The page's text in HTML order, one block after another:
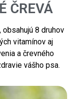
ČREVÁ
8 druhov
vitamínov aj
a črevného
vášho psa.